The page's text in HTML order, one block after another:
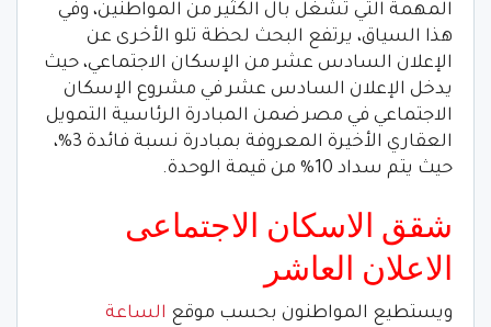
المهمة التي تشغل بال الكثير من المواطنين، وفي
هذا السياق، يرتفع البحث لحظة تلو الأخرى عن
الإعلان السادس عشر من الإسكان الاجتماعي، حيث
يدخل الإعلان السادس عشر في مشروع الإسكان
الاجتماعي في مصر ضمن المبادرة الرئاسية التمويل
العقاري الأخيرة المعروفة بمبادرة نسبة فائدة 3%،
حيث يتم سداد 10% من قيمة الوحدة.
شقق الاسكان الاجتماعى
الاعلان العاشر
ويستطيع المواطنون بحسب موقع الساعة